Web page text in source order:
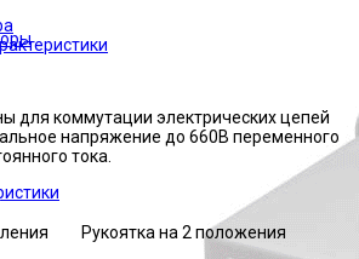
для коммутации электрических цепей
напряжение до 660В переменного
тока.
Рукоятка на 2 положения